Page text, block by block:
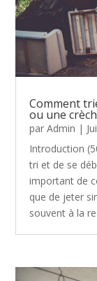
Comment
ou une
parAdmin |
Introduction
tri et de se
important de
que de jeter
souvent à la